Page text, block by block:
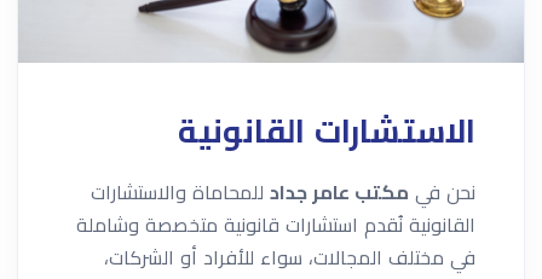
الاستشارات القانونية
نحن في مكتب عامر جداد للمحاماة والاستشارات
القانونية نُقدم استشارات قانونية متخصصة وشاملة
في مختلف المجالات، سواء للأفراد أو الشركات،